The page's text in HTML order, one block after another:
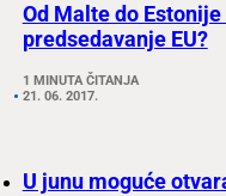
Od Malte do
predsedavanje EU?
1 MINUTA ČITANJA
21. 06. 2017.
U junu moguće